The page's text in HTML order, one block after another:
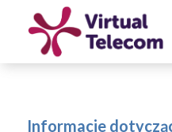
Informacje